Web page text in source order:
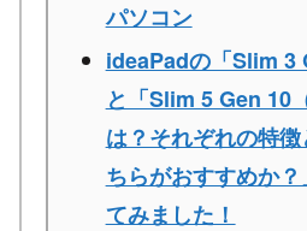
パソコン
ideaPadの「Slim 3
と「Slim 5 Gen 10
は？それぞれの特
ちらがおすすめか
てみました！